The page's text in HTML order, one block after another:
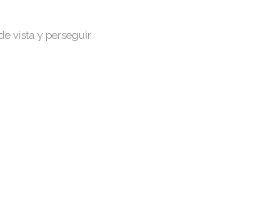
vista y perseguir